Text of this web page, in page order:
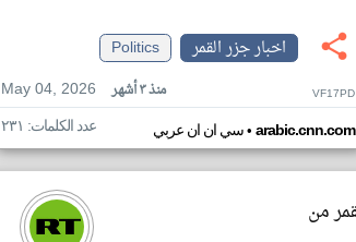
اخبار جزر القمر
Politics
May 04, 2026
منذ ٣ أشهر VF17PD
سي ان ان عربي• arabic.cnn.com عدد الكلمات: ٢٣١
من